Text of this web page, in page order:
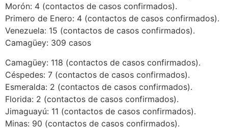
Morón: 4 (contactos de casos confirmados).
Primero de Enero: 4 (contactos de casos confirmados).
Venezuela: 15 (contactos de casos confirmados).
Camagüey: 309 casos
Camagüey: 118 (contactos de casos confirmados).
Céspedes: 7 (contactos de casos confirmados).
Esmeralda: 2 (contactos de casos confirmados).
Florida: 2 (contactos de casos confirmados).
Jimaguayú: 11 (contactos de casos confirmados).
Minas: 90 (contactos de casos confirmados).